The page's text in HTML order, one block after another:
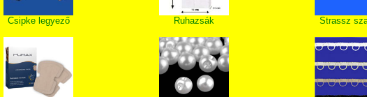
Csipke legyező Ruhazsák Strassz